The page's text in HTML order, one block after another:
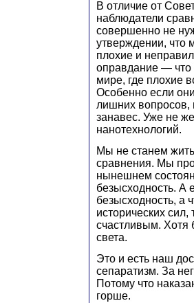
В отличие от
наблюдатели
совершенно не
утверждении,
плохие и
оправдание — что
мире, где плохие
Особенно если
лишних
занавес. Уже не
нанотехнологий.
Мы не станем
сравнения. Мы
нынешнем
безысходность. А
безысходность, а
исторических
счастливым. Хотя
света.
Это и есть наш
сепаратизм. За
Потому что
горше.